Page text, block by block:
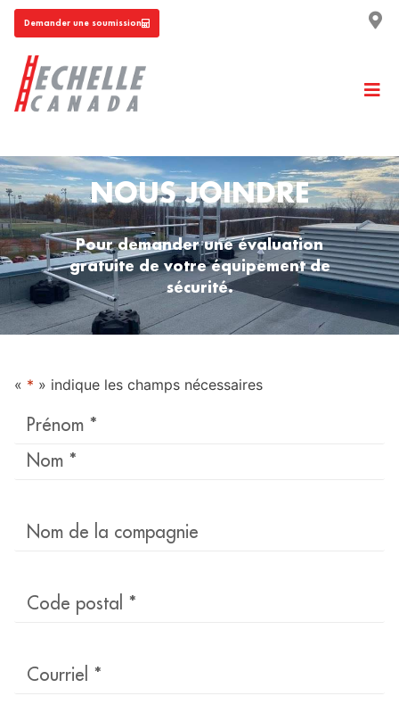
Demander une soumission
NOUS JOINDRE
Pour demander une évaluation
gratuite de votre équipement de
sécurité.
« * » indique les champs nécessaires
Nom*
Nom
de
Code
postal*
Courriel *